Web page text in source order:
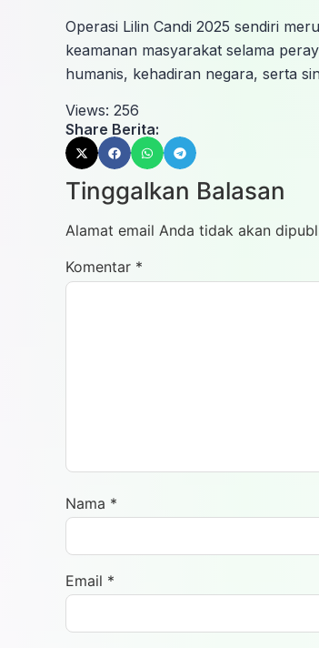
Operasi Lilin Candi 2025 sendiri
keamanan masyarakat selama
humanis, kehadiran negara, serta
Views: 256
Share Berita:
Tinggalkan Balasan
Alamat email Anda tidak akan
Komentar *
Nama *
Email *